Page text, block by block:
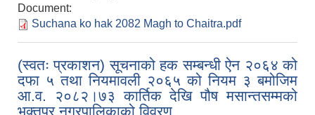
Document:
Suchana ko hak 2082 Magh to Chaitra.pdf
(स्वतः प्रकाशन) सूचनाको हक सम्बन्धी ऐन २०६४ को
दफा ५ तथा नियमावली २०६५ को नियम ३ बमोजिम
आ.व. २०८२।७३ कार्तिक देखि पौष मसान्तसम्मको
भक्तपुर नगरपालिकाको विवरण